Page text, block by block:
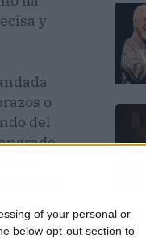
of your personal or
below opt-out section to
y
o
del
A
de